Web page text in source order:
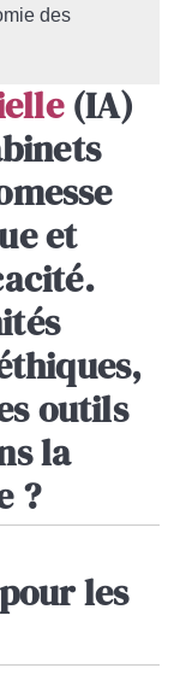
des
(IA)
et
outils
la
?
les